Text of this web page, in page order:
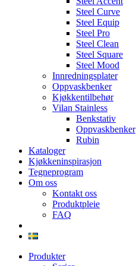
Steel Curve
Steel Equip
Steel Pro
Steel Clean
Steel Square
Steel Mood
Innredningsplater
Oppvaskbenker
Kjøkkentilbehør
Vilan Stainless
Benkstativ
Oppvaskbenker
Rubin
Kataloger
Kjøkkeninspirasjon
Tegneprogram
Om oss
Kontakt oss
Produktpleie
FAQ
Produkter